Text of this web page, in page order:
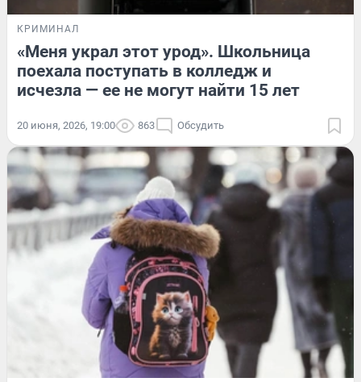
КРИМИНАЛ
«Меня украл этот урод». Школьница
поехала поступать в колледж и
исчезла — ее не могут найти 15 лет
20 июня, 2026, 19:00 863 Обсудить